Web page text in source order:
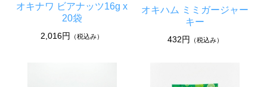
オキナワ ビアナッツ16g x
20袋
2,016円 （税込み）
オキハム ミミガージャー
キー
432円 （税込み）